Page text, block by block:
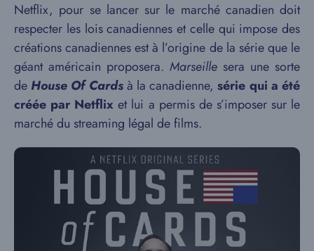
Netflix, pour se lancer sur le marché canadien doit
respecter les lois canadiennes et celle qui impose des
créations canadiennes est à l’origine de la série que le
géant américain proposera. Marseille sera une sorte
de House Of Cardsà la canadienne,série qui a été
créée par Netflix et lui a permis de s’imposer sur le
marché du streaming légal de films.